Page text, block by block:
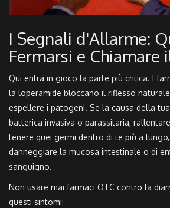
I Segnali d'Allarme:
Fermarsi e Chiamare
Qui entra in gioco la parte più critica. I
la loperamide bloccano il riflesso
espellere i patogeni. Se la causa della
batterica invasiva o parassitaria,
tenere quei germi dentro di te più a
danneggiare la mucosa intestinale o di
sanguigno.
Non usare mai farmaci OTC contro la
questi sintomi: